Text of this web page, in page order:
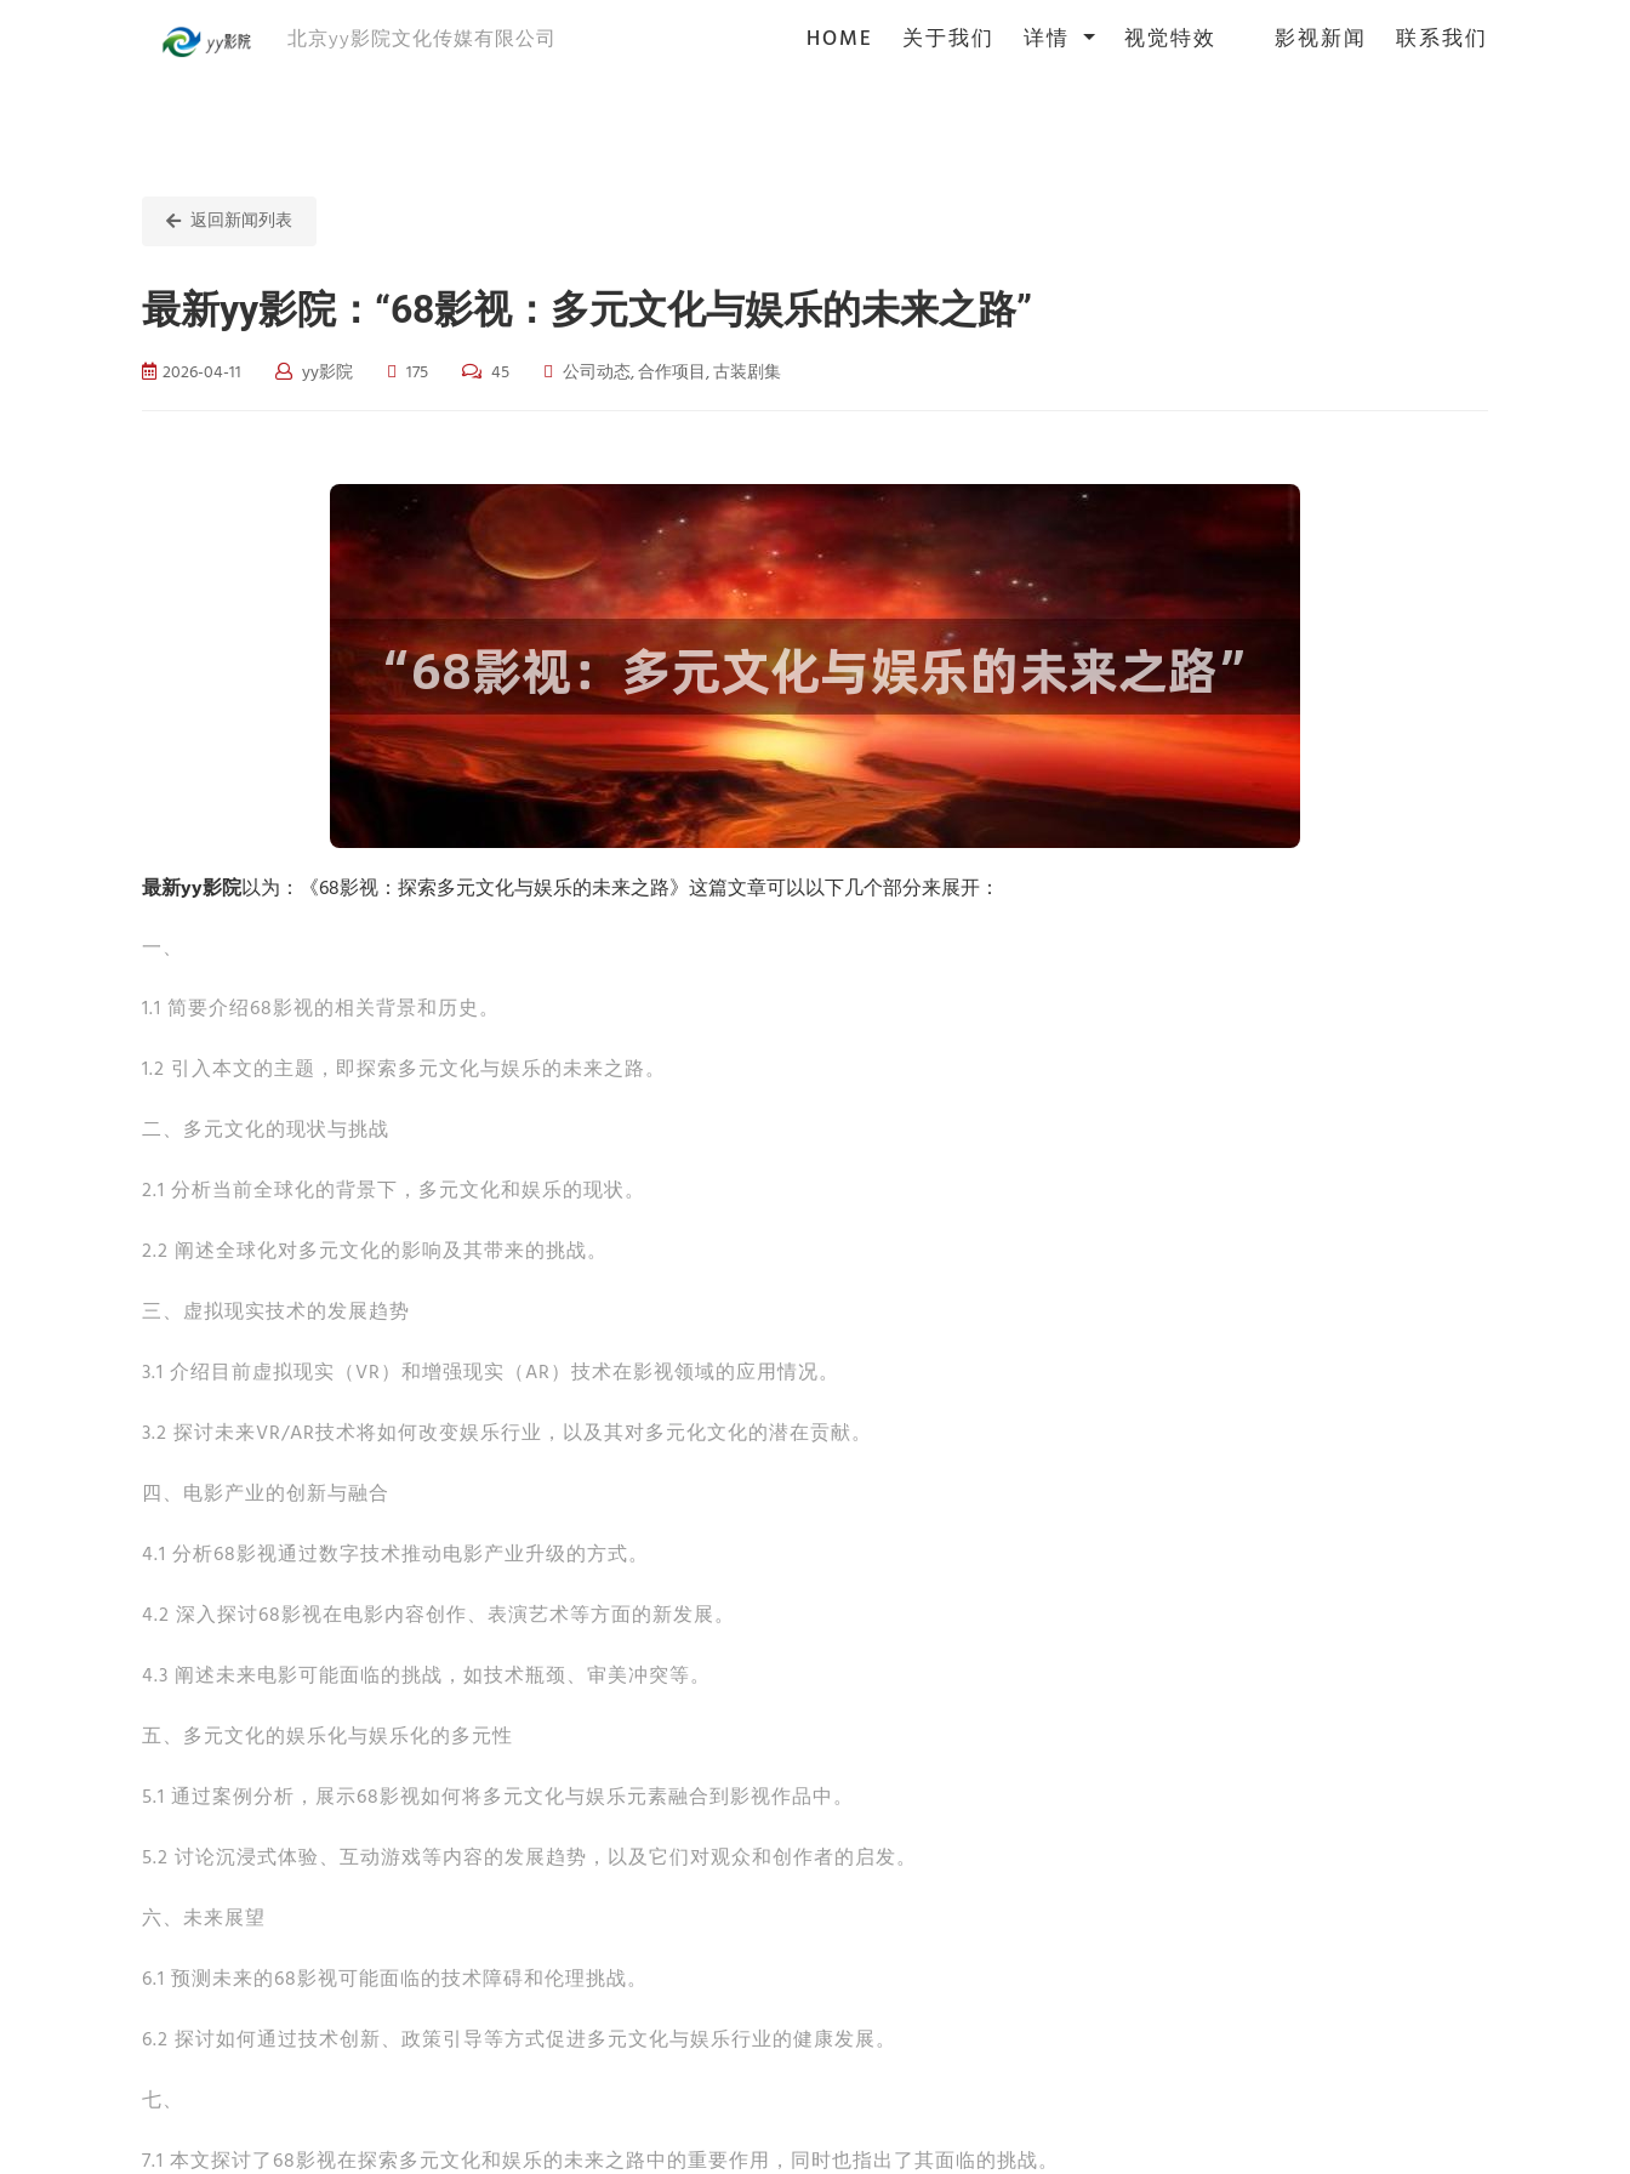
北京yy影院文化传媒有限公司 HOME (current)
关于我们 详情 视觉特效 影视新闻 联系我们
返回新闻列表
最新yy影院：“68影视：多元文化与娱乐的未来之路”
2026-04-11 yy影院 175 45 公司动态, 合作项目, 古装剧集
最新yy影院以为：《68影视：探索多元文化与娱乐的未来之路》这篇文章可以以下几个部分来展开：
一、
1.1 简要介绍68影视的相关背景和历史。
1.2 引入本文的主题，即探索多元文化与娱乐的未来之路。
二、多元文化的现状与挑战
2.1 分析当前全球化的背景下，多元文化和娱乐的现状。
2.2 阐述全球化对多元文化的影响及其带来的挑战。
三、虚拟现实技术的发展趋势
3.1 介绍目前虚拟现实（VR）和增强现实（AR）技术在影视领域的应用情况。
3.2 探讨未来VR/AR技术将如何改变娱乐行业，以及其对多元化文化的潜在贡献。
四、电影产业的创新与融合
4.1 分析68影视通过数字技术推动电影产业升级的方式。
4.2 深入探讨68影视在电影内容创作、表演艺术等方面的新发展。
4.3 阐述未来电影可能面临的挑战，如技术瓶颈、审美冲突等。
五、多元文化的娱乐化与娱乐化的多元性
5.1 通过案例分析，展示68影视如何将多元文化与娱乐元素融合到影视作品中。
5.2 讨论沉浸式体验、互动游戏等内容的发展趋势，以及它们对观众和创作者的启发。
六、未来展望
6.1 预测未来的68影视可能面临的技术障碍和伦理挑战。
6.2 探讨如何通过技术创新、政策引导等方式促进多元文化与娱乐行业的健康发展。
七、
7.1 本文探讨了68影视在探索多元文化和娱乐的未来之路中的重要作用，同时也指出了其面临的挑战。